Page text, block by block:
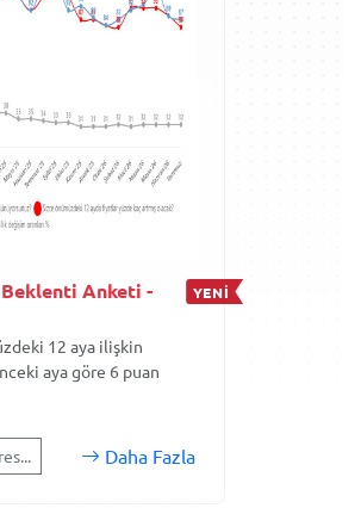
Anketi -
YENİ
12 aya ilişkin
aya göre 6 puan
Daha Fazla